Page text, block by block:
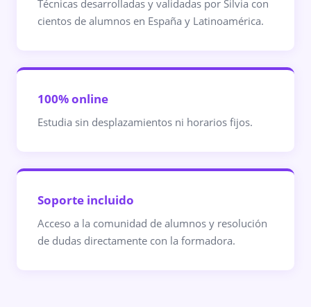
Técnicas desarrolladas y validadas por Silvia con
cientos de alumnos en España y Latinoamérica.
100% online
Estudia sin desplazamientos ni horarios fijos.
Soporte incluido
Acceso a la comunidad de alumnos y resolución
de dudas directamente con la formadora.